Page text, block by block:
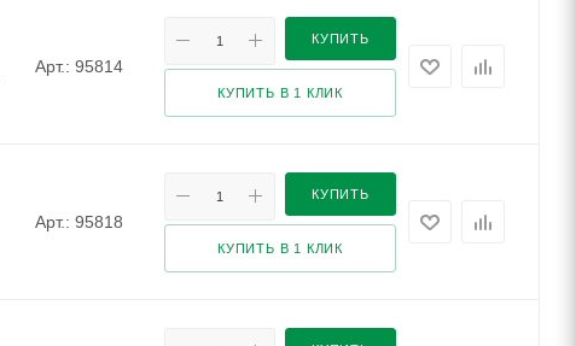
Арт.: 95814
КУПИТЬ
КУПИТЬ В 1 КЛИК
Арт.: 95818
КУПИТЬ
КУПИТЬ В 1 КЛИК